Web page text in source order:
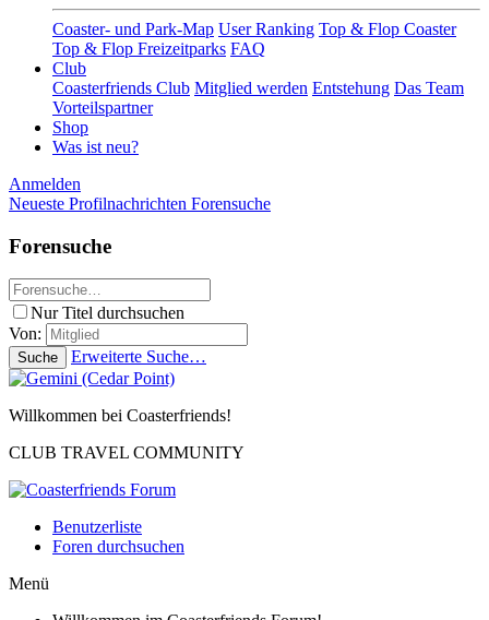
Coaster- und Park-Map User Ranking Top & Flop Coaster
Top & Flop Freizeitparks FAQ
Club
Coasterfriends Club Mitglied werden Entstehung Das Team
Vorteilspartner
Shop
Was ist neu?
Anmelden
Neueste Profilnachrichten Forensuche
Forensuche
Nur Titel durchsuchen
Von:
Suche Erweiterte Suche…
Willkommen bei Coasterfriends!
CLUB TRAVEL COMMUNITY
Benutzerliste
Foren durchsuchen
Menü